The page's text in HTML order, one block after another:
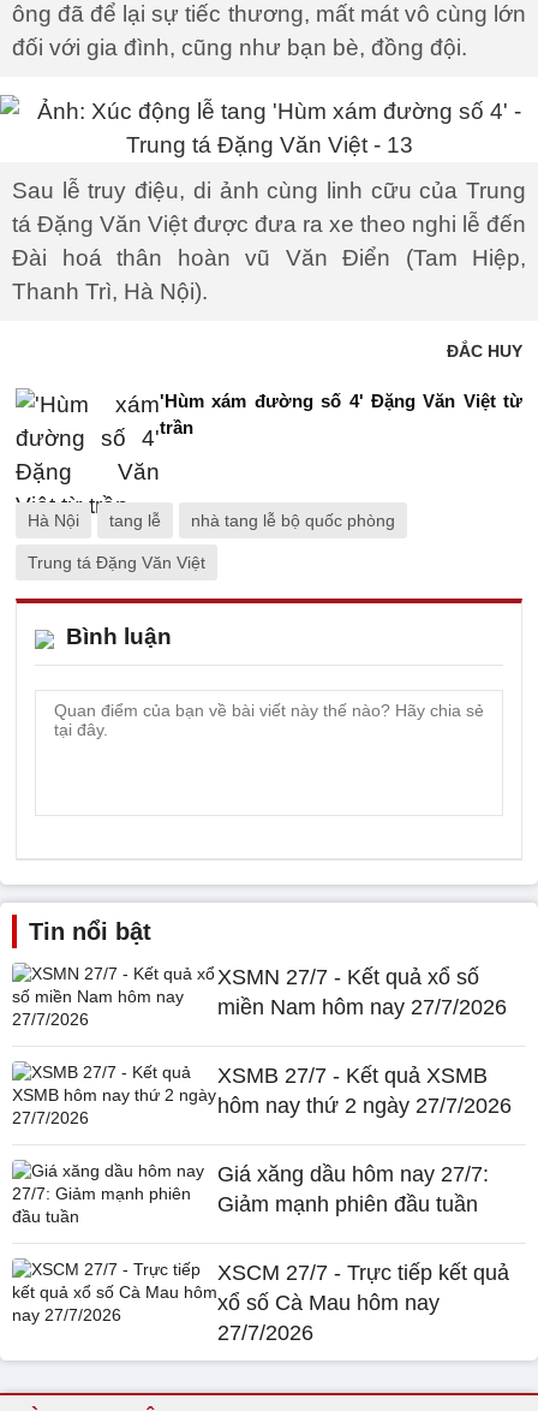
ông đã để lại sự tiếc thương, mất mát vô cùng lớn
đối với gia đình, cũng như bạn bè, đồng đội.
Sau lễ truy điệu, di ảnh cùng linh cữu của Trung
tá Đặng Văn Việt được đưa ra xe theo nghi lễ đến
Đài hoá thân hoàn vũ Văn Điển (Tam Hiệp,
Thanh Trì, Hà Nội).
ĐẮC HUY
'Hùm xám đường số 4' Đặng Văn Việt từ
trần
Hà Nội tang lễ nhà tang lễ bộ quốc phòng
Trung tá Đặng Văn Việt
Bình luận
Tin nổi bật
XSMN 27/7 - Kết quả xổ số
miền Nam hôm nay 27/7/2026
XSMB 27/7 - Kết quả XSMB
hôm nay thứ 2 ngày 27/7/2026
Giá xăng dầu hôm nay 27/7:
Giảm mạnh phiên đầu tuần
XSCM 27/7 - Trực tiếp kết quả
xổ số Cà Mau hôm nay
27/7/2026